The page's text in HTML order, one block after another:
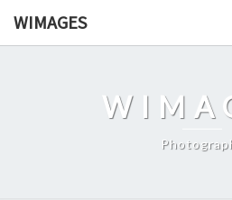
GaWIMAGES